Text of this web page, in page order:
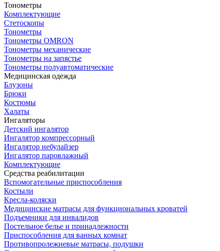
Тонометры
Комплектующие
Стетоскопы
Тонометры
Тонометры OMRON
Тонометры механические
Тонометры на запястье
Тонометры полуавтоматические
Медицинская одежда
Блузоны
Брюки
Костюмы
Халаты
Ингаляторы
Детский ингалятор
Ингалятор компрессорный
Ингалятор небулайзер
Ингалятор паровлажный
Комплектующие
Средства реабилитации
Вспомогательные приспособления
Костыли
Кресла-коляски
Медицинские матрасы для функциональных кроватей
Подъемники для инвалидов
Постельное белье и принадлежности
Приспособления для ванных комнат
Противопролежневые матрасы, подушки